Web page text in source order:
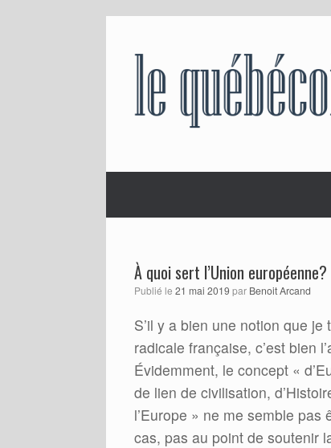
À quoi sert l’Union européenne?
Publié le 21 mai 2019 par Benoit Arcand
S’il y a bien une notion que
radicale française, c’est bien
Évidemment, le concept «
de lien de civilisation,
l’Europe » ne me semble
cas, pas au point de soutenir